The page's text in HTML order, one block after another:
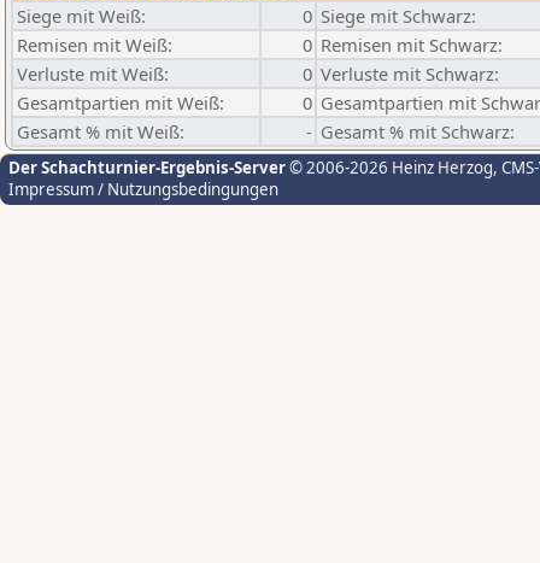
Siege mit Weiß:
0 Siege mit Schwarz:
Remisen mit Weiß:
0 Remisen mit Schwarz:
Verluste mit Weiß:
0 Verluste mit Schwarz:
Gesamtpartien mit Weiß:
0 Gesamtpartien mit
Gesamt % mit Weiß:
- Gesamt % mit Schwarz:
Der Schachturnier-Ergebnis-Server© 2006-2026 Heinz Herzog,
Impressum / Nutzungsbedingungen